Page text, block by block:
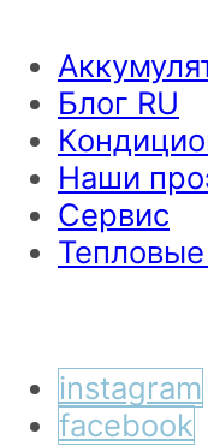
Блог RU
Наши
Сервис
instagram
facebook